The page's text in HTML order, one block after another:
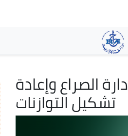
contenido
principal
الصراع وإعادة
تشكيل التوازنات